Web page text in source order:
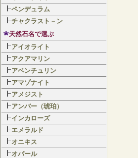
ペンデュラム
チャクラスト－ン
天然石名で選ぶ
アイオライト
アクアマリン
アベンチュリン
アマゾナイト
アメジスト
アンバー（琥珀）
インカローズ
エメラルド
オニキス
オパール